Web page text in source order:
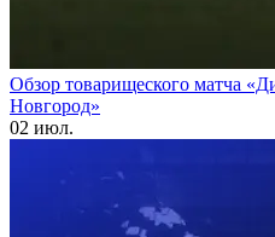
Обзор товарищеского матча
Новгород»
02 июл.